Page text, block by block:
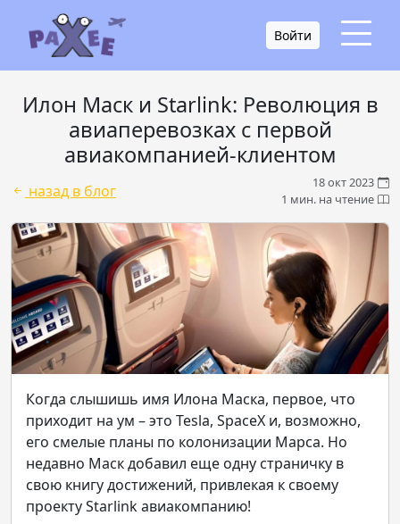
Войти
Илон Маск и Starlink: Революция в
авиаперевозках с первой
авиакомпанией-клиентом
назад в блог
18 окт 2023
1 мин. на чтение
Когда слышишь имя Илона Маска, первое, что
приходит на ум – это Tesla, SpaceX и, возможно,
его смелые планы по колонизации Марса. Но
недавно Маск добавил еще одну страничку в
свою книгу достижений, привлекая к своему
проекту Starlink авиакомпанию!